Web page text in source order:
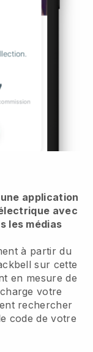
application
avec
les médias
à partir du
sur cette
en mesure de
votre
rechercher
code de votre